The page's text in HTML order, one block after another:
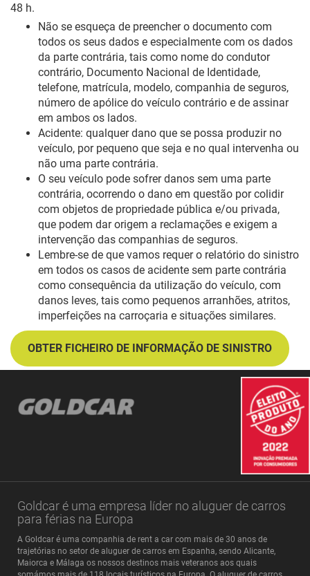
48 h.
Não se esqueça de preencher o documento com
todos os seus dados e especialmente com os dados
da parte contrária, tais como nome do condutor
contrário, Documento Nacional de Identidade,
telefone, matrícula, modelo, companhia de seguros,
número de apólice do veículo contrário e de assinar
em ambos os lados.
Acidente: qualquer dano que se possa produzir no
veículo, por pequeno que seja e no qual intervenha ou
não uma parte contrária.
O seu veículo pode sofrer danos sem uma parte
contrária, ocorrendo o dano em questão por colidir
com objetos de propriedade pública e/ou privada,
que podem dar origem a reclamações e exigem a
intervenção das companhias de seguros.
Lembre-se de que vamos requer o relatório do sinistro
em todos os casos de acidente sem parte contrária
como consequência da utilização do veículo, com
danos leves, tais como pequenos arranhões, atritos,
imperfeições na carroçaria e situações similares.
OBTER FICHEIRO DE INFORMAÇÃO DE SINISTRO
Goldcar é uma empresa líder no aluguer de carros
para férias na Europa
A Goldcar é uma companhia de rent a car com mais de 30 anos de
trajetórias no setor de aluguer de carros em Espanha, sendo Alicante,
Maiorca e Málaga os nossos destinos mais veteranos aos quais